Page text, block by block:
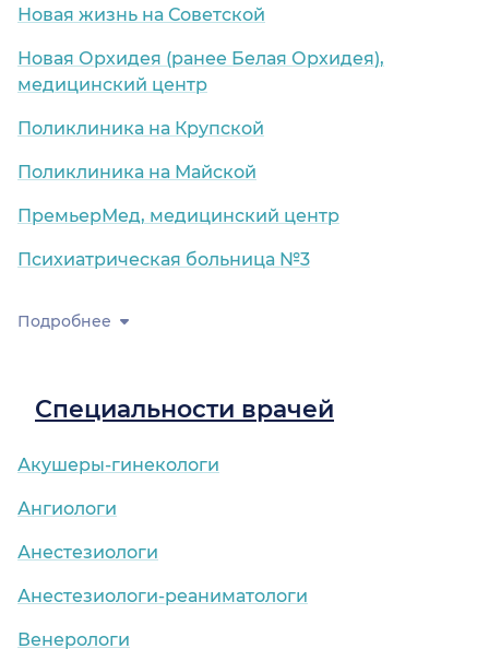
Новая жизнь на Советской
Новая Орхидея (ранее Белая Орхидея),
медицинский центр
Поликлиника на Крупской
Поликлиника на Майской
ПремьерМед, медицинский центр
Психиатрическая больница №3
Подробнее
Специальности врачей
Акушеры-гинекологи
Ангиологи
Анестезиологи
Анестезиологи-реаниматологи
Венерологи